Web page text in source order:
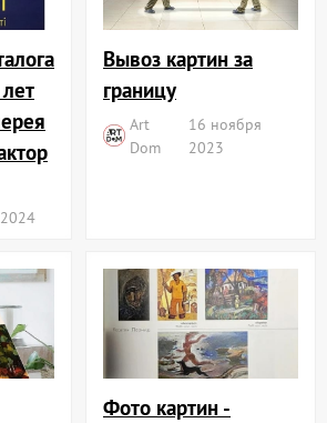
Вывоз картин за
границу
Art
Dom
16 ноября
2023
Фото картин -